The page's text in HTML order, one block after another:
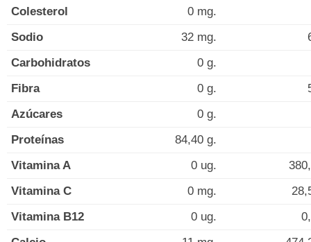
Colesterol
0 mg.
Sodio
32 mg.
Carbohidratos
0 g.
Fibra
0 g.
Azúcares
0 g.
Proteínas
84,40 g.
Vitamina A
0 ug.
Vitamina C
0 mg.
Vitamina B12
0 ug.